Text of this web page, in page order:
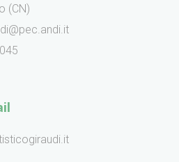
(CN)